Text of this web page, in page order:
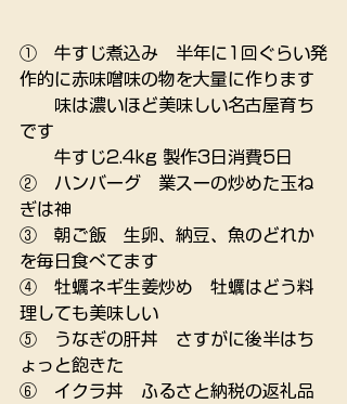
①　牛すじ煮込み　半年に1回ぐらい発
作的に赤味噌味の物を大量に作ります
味は濃いほど美味しい名古屋育ち
です
牛すじ2.4kg 製作3日消費5日
②　ハンバーグ　業スーの炒めた玉ね
ぎは神
③　朝ご飯　生卵、納豆、魚のどれか
を毎日食べてます
④　牡蠣ネギ生姜炒め　牡蠣はどう料
理しても美味しい
⑤　うなぎの肝丼　さすがに後半はち
ょっと飽きた
⑥　イクラ丼　ふるさと納税の返礼品